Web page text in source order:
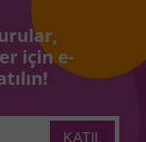
için e-